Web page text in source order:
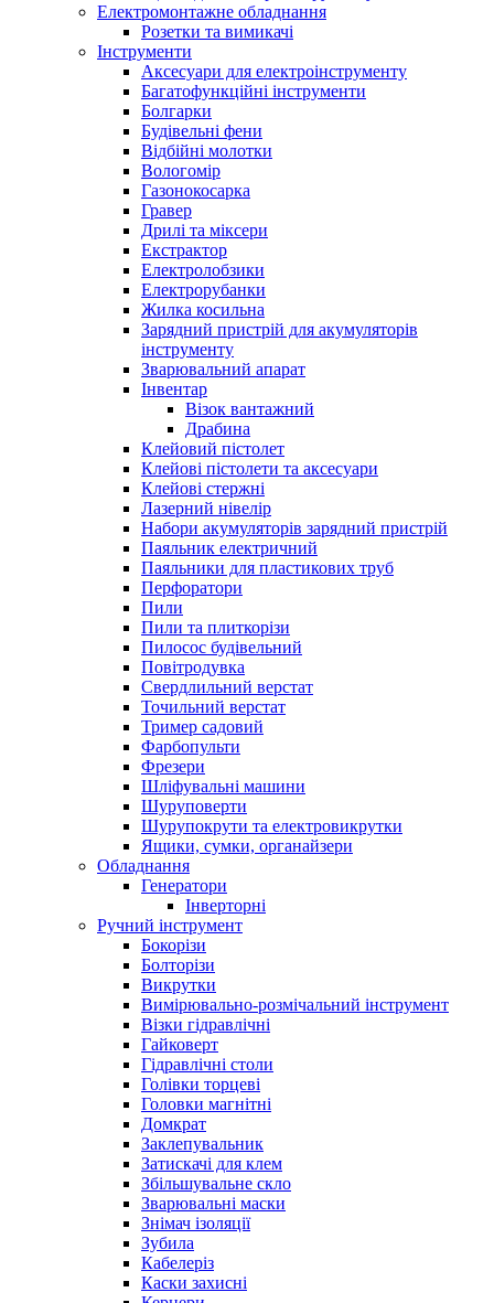
Електромонтажне обладнання
Розетки та вимикачі
Інструменти
Аксесуари для електроінструменту
Багатофункційні інструменти
Болгарки
Будівельні фени
Відбійні молотки
Вологомір
Газонокосарка
Гравер
Дрилі та міксери
Екстрактор
Електролобзики
Електрорубанки
Жилка косильна
Зарядний пристрій для акумуляторів
інструменту
Зварювальний апарат
Інвентар
Візок вантажний
Драбина
Клейовий пістолет
Клейові пістолети та аксесуари
Клейові стержні
Лазерний нівелір
Набори акумуляторів зарядний пристрій
Паяльник електричний
Паяльники для пластикових труб
Перфоратори
Пили
Пили та плиткорізи
Пилосос будівельний
Повітродувка
Свердлильний верстат
Точильний верстат
Тример садовий
Фарбопульти
Фрезери
Шліфувальні машини
Шуруповерти
Шурупокрути та електровикрутки
Ящики, сумки, органайзери
Обладнання
Генератори
Інверторні
Ручний інструмент
Бокорізи
Болторізи
Викрутки
Вимірювально-розмічальний інструмент
Візки гідравлічні
Гайковерт
Гідравлічні столи
Голівки торцеві
Головки магнітні
Домкрат
Заклепувальник
Затискачі для клем
Збільшувальне скло
Зварювальні маски
Знімач ізоляції
Зубила
Кабелеріз
Каски захисні